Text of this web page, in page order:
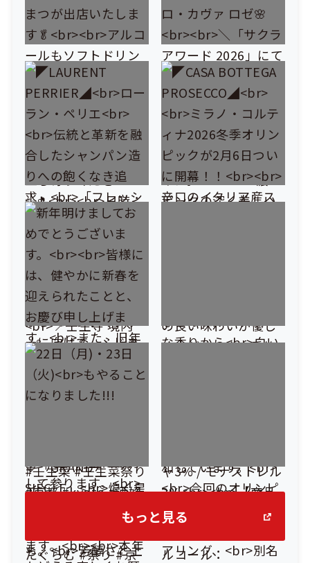
もっと見る